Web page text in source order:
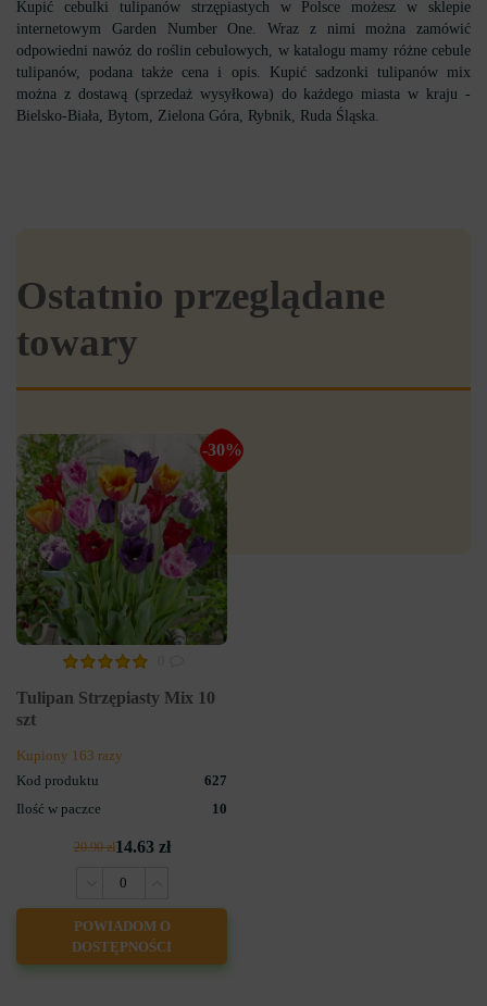
Kupić cebulki tulipanów strzępiastych w Polsce możesz w sklepie
internetowym Garden Number One. Wraz z nimi można zamówić
odpowiedni nawóz do roślin cebulowych, w katalogu mamy różne cebule
tulipanów, podana także cena i opis. Kupić sadzonki tulipanów mix
można z dostawą (sprzedaż wysyłkowa) do każdego miasta w kraju -
Bielsko-Biała, Bytom, Zielona Góra, Rybnik, Ruda Śląska.
Ostatnio przeglądane
towary
-30%
Tulipan Strzępiasty Mix 10
szt
Kupiony 163 razy
Kod produktu
627
Ilość w paczce
10
20.90 zł14.63 zł
POWIADOM O
DOSTĘPNOŚCI